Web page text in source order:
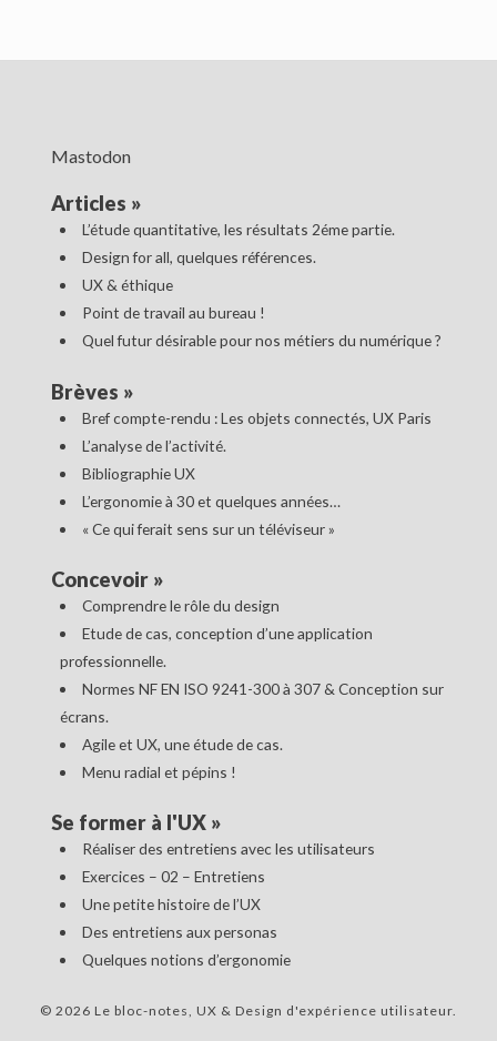
Mastodon
Articles »
L’étude quantitative, les résultats 2éme partie.
Design for all, quelques références.
UX & éthique
Point de travail au bureau !
Quel futur désirable pour nos métiers du numérique ?
Brèves »
Bref compte-rendu : Les objets connectés, UX Paris
L’analyse de l’activité.
Bibliographie UX
L’ergonomie à 30 et quelques années…
« Ce qui ferait sens sur un téléviseur »
Concevoir»
Comprendre le rôle du design
Etude de cas, conception d’une application
professionnelle.
Normes NF EN ISO 9241-300 à 307 & Conception sur
écrans.
Agile et UX, une étude de cas.
Menu radial et pépins !
Se former à l'UX»
Réaliser des entretiens avec les utilisateurs
Exercices – 02 – Entretiens
Une petite histoire de l’UX
Des entretiens aux personas
Quelques notions d’ergonomie
© 2026 Le bloc-notes, UX & Design d'expérience utilisateur